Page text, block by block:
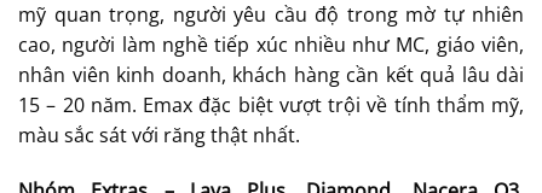
mỹ quan trọng, người yêu cầu độ trong mờ tự nhiên
cao, người làm nghề tiếp xúc nhiều như MC, giáo viên,
nhân viên kinh doanh, khách hàng cần kết quả lâu dài
15 – 20 năm. Emax đặc biệt vượt trội về tính thẩm mỹ,
màu sắc sát với răng thật nhất.